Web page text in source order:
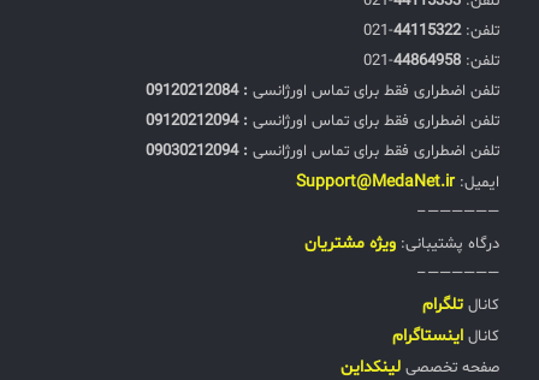
تلفن:‌44115322
-021
تلفن:‌ 44864958
-021
تلفن اضطراری فقط برای تماس اورژانسی : 09120212084
تلفن اضطراری فقط برای تماس اورژانسی : 09120212094
تلفن اضطراری فقط برای تماس اورژانسی : 09030212094
ایمیل: Support@MedaNet.ir
——————–
درگاه پشتیبانی: ويژه مشتریان
——————–
کانال تلگرام
کانال اینستاگرام
صفحه تخصصی لینکداین